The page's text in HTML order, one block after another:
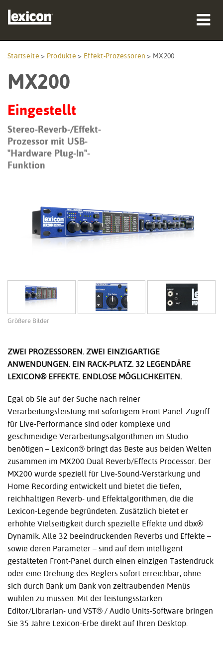
Wo zu kaufen
Fallstudien
Schulungen
Support
Sprache/Region
Startseite > Produkte > Effekt-Prozessoren > MX200
MX200
Eingestellt
Stereo-Reverb-/Effekt-
Prozessor mit USB-
"Hardware Plug-In"-
Funktion
Größere Bilder
ZWEI PROZESSOREN. ZWEI EINZIGARTIGE
ANWENDUNGEN. EIN RACK-PLATZ. 32 LEGENDÄRE
LEXICON® EFFEKTE. ENDLOSE MÖGLICHKEITEN.
Egal ob Sie auf der Suche nach reiner
Verarbeitungsleistung mit sofortigem Front-Panel-Zugriff
für Live-Performance sind oder komplexe und
geschmeidige Verarbeitungsalgorithmen im Studio
benötigen – Lexicon® bringt das Beste aus beiden Welten
zusammen im MX200 Dual Reverb/Effects Processor. Der
MX200 wurde speziell für Live-Sound-Verstärkung und
Home Recording entwickelt und bietet die tiefen,
reichhaltigen Reverb- und Effektalgorithmen, die die
Lexicon-Legende begründeten. Zusätzlich bietet er
erhöhte Vielseitigkeit durch spezielle Effekte und dbx®
Dynamik. Alle 32 beeindruckenden Reverbs und Effekte –
sowie deren Parameter – sind auf dem intelligent
gestalteten Front-Panel durch einen einzigen Tastendruck
oder eine Drehung des Reglers sofort erreichbar, ohne
sich durch Bank um Bank von zeitraubenden Menüs
wühlen zu müssen. Mit der leistungsstarken
Editor/Librarian- und VST® / Audio Units-Software bringen
Sie 35 Jahre Lexicon-Erbe direkt auf Ihren Desktop.